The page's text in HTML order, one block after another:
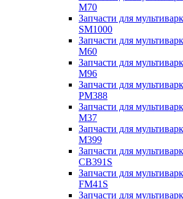
M70
Запчасти для
SM1000
Запчасти для
M60
Запчасти для
M96
Запчасти для
PM388
Запчасти для
M37
Запчасти для
M399
Запчасти для
CB391S
Запчасти для
FM41S
Запчасти для